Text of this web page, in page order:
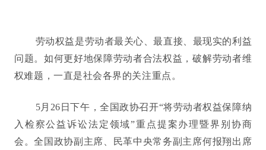
劳动权益是劳动者最关心、最直接、最现实的利益
问题。如何更好地保障劳动者合法权益，破解劳动者维
权难题，一直是社会各界的关注重点。
5月26日下午，全国政协召开“将劳动者权益保障纳
入检察公益诉讼法定领域”重点提案办理暨界别协商
会。全国政协副主席、民革中央常务副主席何报翔出席